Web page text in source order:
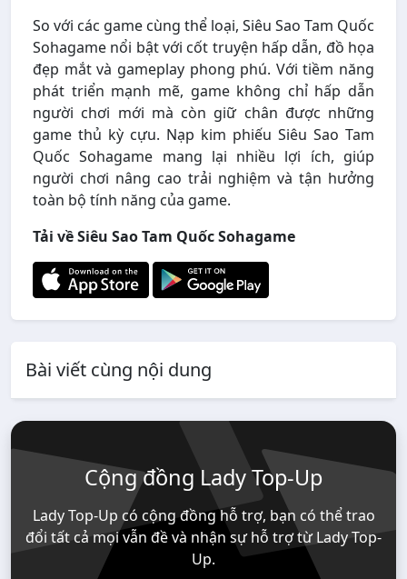
So với các game cùng thể loại, Siêu Sao Tam Quốc
Sohagame nổi bật với cốt truyện hấp dẫn, đồ họa
đẹp mắt và gameplay phong phú. Với tiềm năng
phát triển mạnh mẽ, game không chỉ hấp dẫn
người chơi mới mà còn giữ chân được những
game thủ kỳ cựu. Nạp kim phiếu Siêu Sao Tam
Quốc Sohagame mang lại nhiều lợi ích, giúp
người chơi nâng cao trải nghiệm và tận hưởng
toàn bộ tính năng của game.
Tải về Siêu Sao Tam Quốc Sohagame
Bài viết cùng nội dung
Cộng đồng Lady Top-Up
Lady Top-Up có cộng đồng hỗ trợ, bạn có thể trao
đổi tất cả mọi vẫn đề và nhận sự hỗ trợ từ Lady Top-
Up.